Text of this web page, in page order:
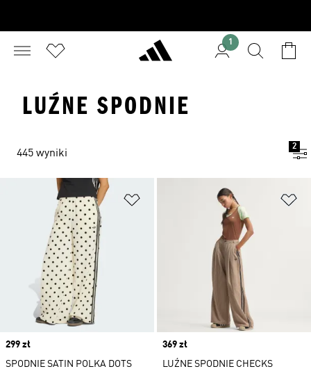
1
LUŹNE SPODNIE
445 wyniki
2
Dodaj do listy życzeń
Price
299 zł
SPODNIE SATIN POLKA DOTS
Price
369 zł
LUŹNE SPODNIE CHECKS